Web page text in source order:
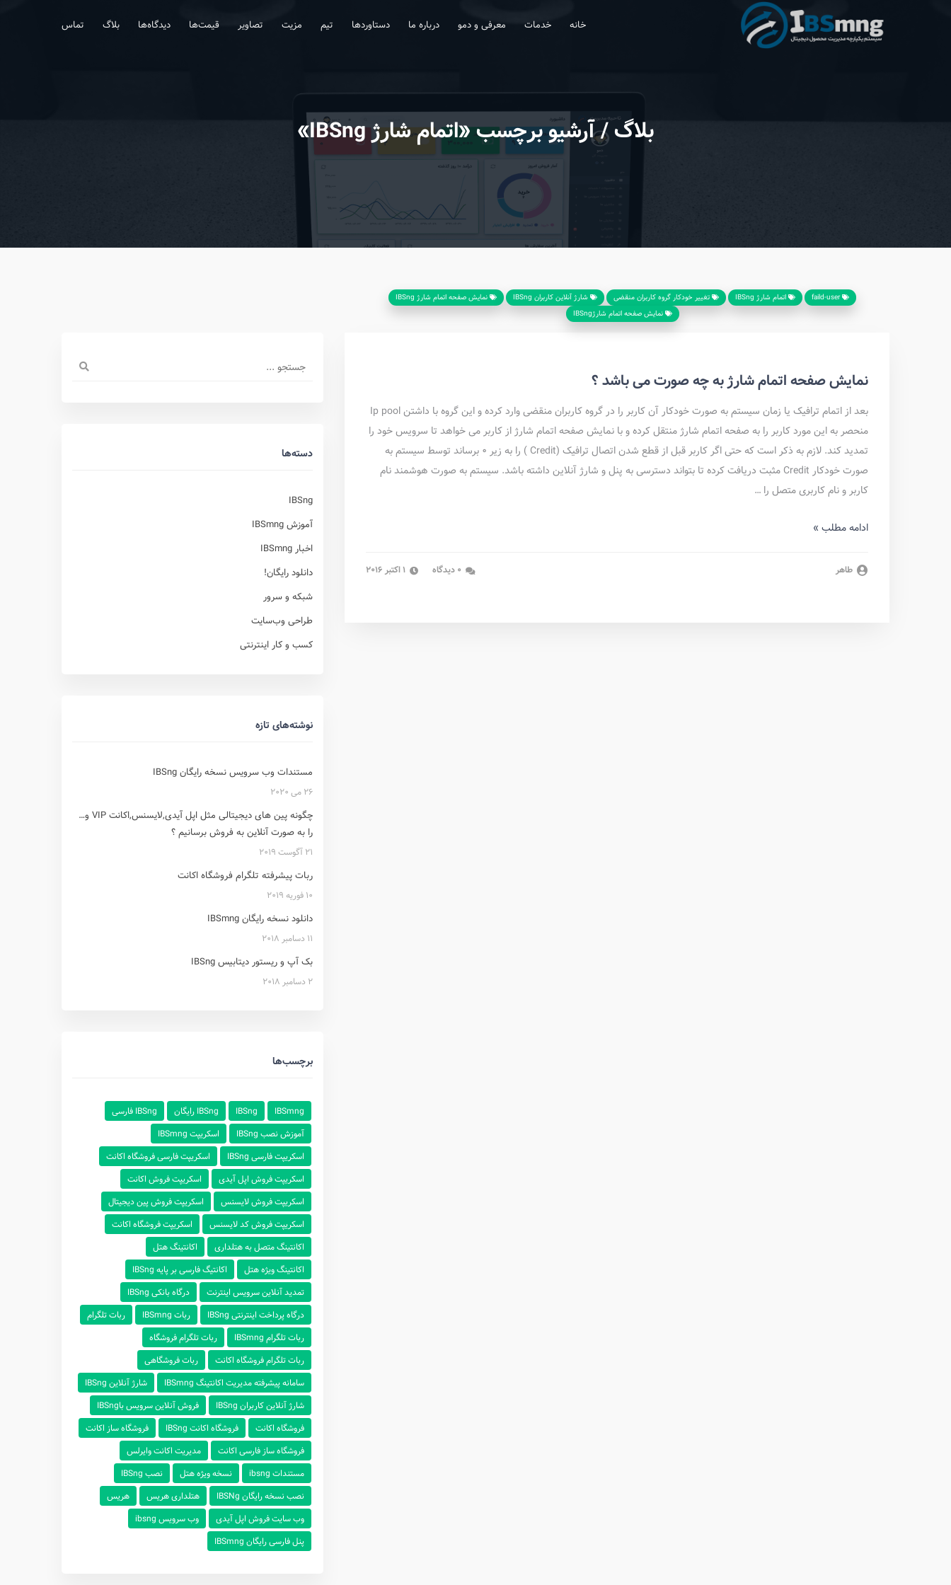
خانه خدمات معرفی و دمو درباره ما دستاوردها تیم مزیت تصاویر قیمت‌ها دیدگاه‌ها بلاگ تماس
بلاگ/ آرشیو برچسب «اتمام شارژ IBSng»
faild-user اتمام شارژ IBSng تغییر خودکار گروه کاربران منقضی شارژ‌ آنلاین ‌کاربران IBSng
نمایش صفحه اتمام شارژ IBSng
نمایش صفحه اتمام شارژ‌IBSng
نمایش صفحه اتمام شارژ‌ به چه صورت می باشد ؟
بعد از اتمام ترافیک یا زمان سیستم به صورت خودکار آن کاربر را در گروه کاربران منقضی وارد کرده و این گروه با داشتن Ip pool
منحصر به این مورد کاربر را به صفحه اتمام شارژ منتقل کرده و با نمایش صفحه اتمام شارژ‌ از کاربر می خواهد تا سرویس خود را
تمدید کند. لازم به ذکر است که حتی اگر کاربر قبل از قطع شدن اتصال ترافیک (Credit )‌ را به زیر ۰ برساند توسط سیستم به
صورت خودکار Credit مثبت دریافت کرده تا بتواند دسترسی به پنل و شارژ‌ آنلاین داشته باشد. سیستم به صورت هوشمند نام
کاربر و نام کاربری متصل را …
ادامه مطلب »
طاهر
دسته‌ها
IBSng
آموزش IBSmng
اخبار IBSmng
دانلود رایگان!
شبکه و سرور
طراحی وب‌سایت
کسب و کار اینترنتی
نوشته‌های تازه
مستندات وب سرویس نسخه رایگان IBSng
26 می 2020
چگونه پین های دیجیتالی مثل اپل آیدی,لایسنس,اکانت VIP و…
را به صورت آنلاین به فروش برسانیم ؟
21 آگوست 2019
ربات پیشرفته تلگرام فروشگاه اکانت
10 فوریه 2019
دانلود نسخه رایگان IBSmng
11 دسامبر 2018
بک آپ و ریستور دیتابیس IBSng
2 دسامبر 2018
برچسب‌ها
IBSmng
IBSng IBSng رایگان
IBSng فارسی
آموزش نصب IBSng
اسکریپت IBSmng
اسکریپت فارسی IBSng
اسکریپت فارسی فروشگاه اکانت
اسکریپت فروش اپل آیدی
اسکریپت فروش اکانت
اسکریپت فروش لایسنس
اسکریپت فروش پین دیجیتال
اسکریپت فروش کد لایسنس
اسکریپت فروشگاه اکانت
اکانتینگ متصل به هتلداری
اکانتینگ هتل
اکانتینگ ویژه هتل
اکانتیگ فارسی بر پایه IBSng
تمدید آنلاین سرویس اینترنت
درگاه بانکی IBSng
درگاه پرداخت اینترنتی IBSng
ربات IBSmng
ربات تلگرام
ربات تلگرام IBSmng
ربات تلگرام فروشگاه
ربات تلگرام فروشگاه اکانت
ربات فروشگاهی
سامانه پیشرفته مدیریت اکانتینگ IBSmng
شارژ آنلاین IBSng
شارژ‌ آنلاین ‌کاربران IBSng
فروش آنلاین سرویس باIBSng
فروشگاه اکانت
فروشگاه اکانت IBSng
فروشگاه ساز اکانت
فروشگاه ساز فارسی اکانت
مدیریت اکانت وایرلس
مستندات ibsng
نسخه ویژه هتل
نصب IBSng
نصب نسخه رایگان IBSNg
هتلداری هریس
هریس
وب سایت فروش اپل آیدی
وب سرویس ibsng
پنل فارسی رایگان IBSmng